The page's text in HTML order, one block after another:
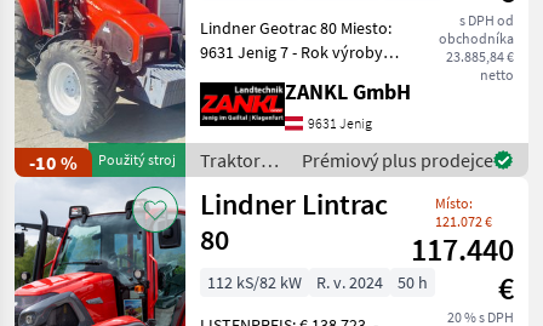
Lintrac
70
(Stufe
5)
1600
A
Lintrac
115 LS
1500
A
1700
A
-10 % Použitý stroj
s DPH od
obchodníka
23.885,84 €
netto
Lindner Geotrac 80 Miesto:
9631 Jenig 7 - Rok výroby
prevádzkových hodín! -
Kabína s ventiláciou a
kúrením - 16/8
synchronizovaná prevodov
ZANKL GmbH
9631 Jenig
Traktory /
Lindner
Prémiový plus prodejce
Lindner Lintrac
80
Místo:
121.072 €
117.440
€
20 % s DPH
112 kS/82 kW R. v. 2024
50 h